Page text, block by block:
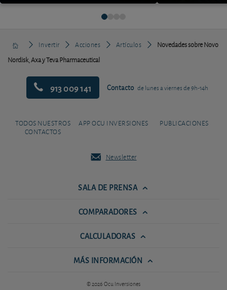
Invertir Acciones Artículos
Novedades sobre Novo
Nordisk, Axa y Teva Pharmaceutical
913 009 141 Contacto de lunes a viernes de 9h-14h
TODOS NUESTROS
CONTACTOS
APP OCU INVERSIONES PUBLICACIONES
Newsletter
SALA DE PRENSA
COMPARADORES
CALCULADORAS
MÁS INFORMACIÓN
© 2026 Ocu Inversiones